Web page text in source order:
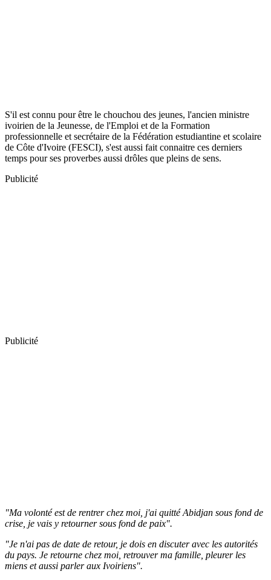
S'il est connu pour être le chouchou des jeunes, l'ancien ministre
ivoirien de la Jeunesse, de l'Emploi et de la Formation
professionnelle et secrétaire de la Fédération estudiantine et scolaire
de Côte d'Ivoire (FESCI), s'est aussi fait connaitre ces derniers
temps pour ses proverbes aussi drôles que pleins de sens.
Publicité
Publicité
"Ma volonté est de rentrer chez moi, j'ai quitté Abidjan sous fond de
crise, je vais y retourner sous fond de paix".
"Je n'ai pas de date de retour, je dois en discuter avec les autorités
du pays. Je retourne chez moi, retrouver ma famille, pleurer les
miens et aussi parler aux Ivoiriens".